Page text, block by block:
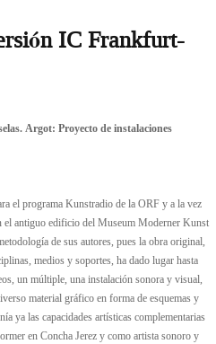
IC Frankfurt-
Argot: Proyecto de instalaciones
el programa Kunstradio de la ORF y a la vez
el antiguo edificio del Museum Moderner Kunst
de sus autores, pues la obra original,
medios y soportes, ha dado lugar hasta
un múltiple, una instalación sonora y visual,
material gráfico en forma de esquemas y
ya las capacidades artísticas complementarias
en Concha Jerez y como artista sonoro y